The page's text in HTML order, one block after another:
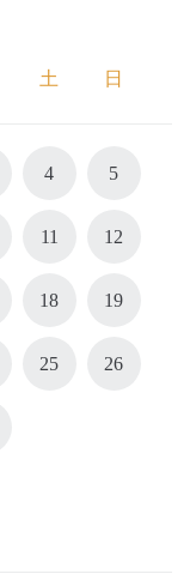
土 日
4 5
11 12
18 19
25 26